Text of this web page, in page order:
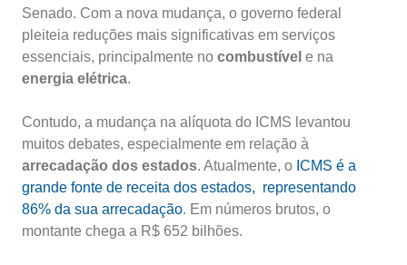
Senado. Com a nova mudança, o governo federal
pleiteia reduções mais significativas em serviços
essenciais, principalmente no combustível e na
energia elétrica.
Contudo, a mudança na alíquota do ICMS levantou
muitos debates, especialmente em relação à
arrecadação dos estados. Atualmente, o ICMS é a
grande fonte de receita dos estados, representando
86% da sua arrecadação. Em números brutos, o
montante chega a R$ 652 bilhões.